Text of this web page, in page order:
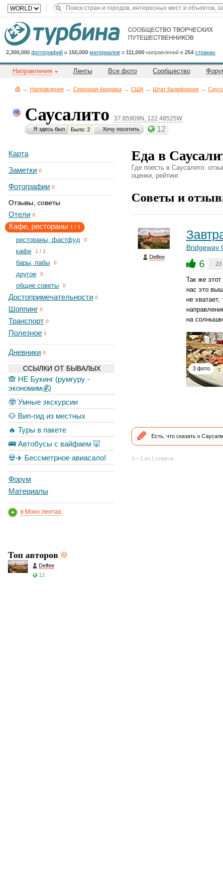
2,300,000 фотографий и 150,000 материалов о 111,000 направлений в 254 странах
Направления Ленты Все фото Сообщество
→ Направления → Северная Америка → CША → Штат Калифорния →
Саусалито 37.85909N, 122.48525W
Я здесь был Было: 2 Хочу посетить 12
Карта
Заметки 0
Фотографии 0
Отзывы, советы
Отели 0
Кафе, рестораны 1 / 1
рестораны, фастфуд 0
кафе 1 / 1
бары, пабы 0
другое 0
общие советы 0
Достопримечательности 0
Шоппинг 0
Транспорт 0
Полезное 1
Дневники 0
ССЫЛКИ ОТ БЫВАЛЫХ
🙈 НЕ Букинг (румгуру -
экономим💰)
🤓 Умные экскурсии
🐶 Вип-гид из местных
🔥 Туры в пакете
🚌 Автобусы с вайфаем 🐷
💀✈️ Бессметрное авиасало!
Форум
Материалы
в Моих лентах
Топ авторов
Delfee
12
Еда в
Где поесть в Саусалито:
оценки, рейтинг.
Советы и
Delfee
Bridgeway
6 23
Так же
нас это
не
на
3 фото
Есть, что сказать о
1—1 из 1 совета